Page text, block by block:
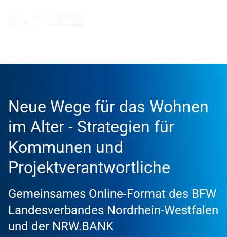
Neue Wege für das Wohnen
im Alter - Strategien für
Kommunen und
Projektverantwortliche
Gemeinsames Online-Format des BFW
Landesverbandes Nordrhein-Westfalen
und der NRW.BANK